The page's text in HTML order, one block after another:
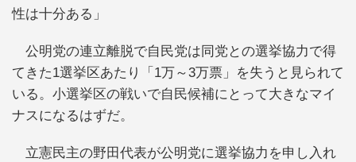
性は十分ある」
公明党の連立離脱で自民党は同党との選挙協力で得
てきた1選挙区あたり「1万～3万票」を失うと見られて
いる。小選挙区の戦いで自民候補にとって大きなマイ
ナスになるはずだ。
立憲民主の野田代表が公明党に選挙協力を申し入れ